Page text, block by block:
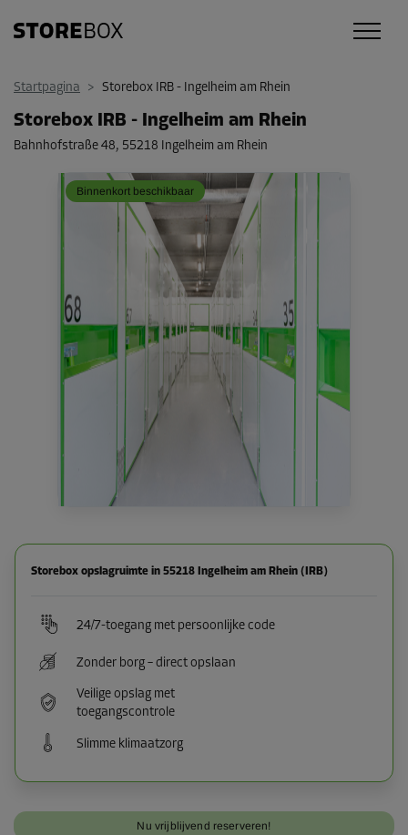
Startpagina > Storebox IRB - Ingelheim am Rhein
Storebox IRB - Ingelheim am Rhein
Bahnhofstraße 48, 55218 Ingelheim am Rhein
Binnenkort beschikbaar
Storebox opslagruimte in 55218 Ingelheim am Rhein (IRB)
24/7-toegang met persoonlijke code
Zonder borg – direct opslaan
Veilige opslag met
toegangscontrole
Slimme klimaatzorg
Nu vrijblijvend reserveren!